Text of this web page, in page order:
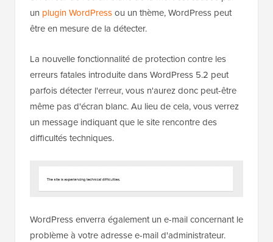
un plugin WordPressou un thème, WordPress peut
être en mesure de la détecter.
La nouvelle fonctionnalité de protection contre les
erreurs fatales introduite dans WordPress 5.2 peut
parfois détecter l'erreur, vous n'aurez donc peut-être
même pas d'écran blanc. Au lieu de cela, vous verrez
un message indiquant que le site rencontre des
difficultés techniques.
WordPress enverra également un e-mail concernant le
problème à votre adresse e-mail d'administrateur.